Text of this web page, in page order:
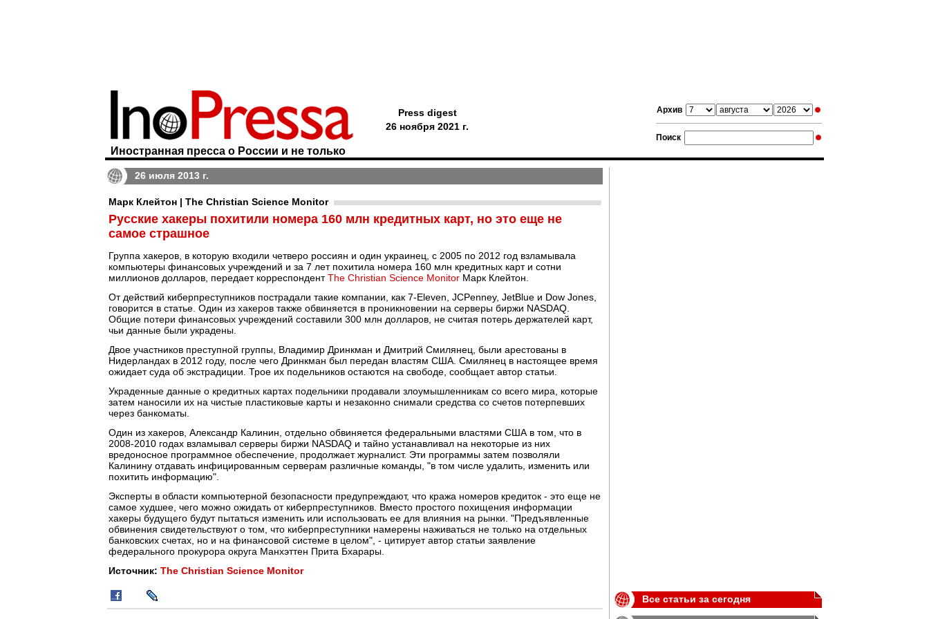
Архив
Поиск
Иностранная пресса о России и не только
Press digest
26 ноября 2021 г.
26 июля 2013 г.
Марк Клейтон | The Christian Science Monitor
Русские хакеры похитили номера 160 млн кредитных карт, но это еще не
самое страшное
Группа хакеров, в которую входили четверо россиян и один украинец, с 2005 по 2012 год взламывала
компьютеры финансовых учреждений и за 7 лет похитила номера 160 млн кредитных карт и сотни
миллионов долларов, передает корреспондентThe Christian Science Monitor Марк Клейтон.
От действий киберпреступников пострадали такие компании, как 7-Eleven, JCPenney, JetBlue и Dow Jones,
говорится в статье. Один из хакеров также обвиняется в проникновении на серверы биржи NASDAQ.
Общие потери финансовых учреждений составили 300 млн долларов, не считая потерь держателей карт,
чьи данные были украдены.
Двое участников преступной группы, Владимир Дринкман и Дмитрий Смилянец, были арестованы в
Нидерландах в 2012 году, после чего Дринкман был передан властям США. Смилянец в настоящее время
ожидает суда об экстрадиции. Трое их подельников остаются на свободе, сообщает автор статьи.
Украденные данные о кредитных картах подельники продавали злоумышленникам со всего мира, которые
затем наносили их на чистые пластиковые карты и незаконно снимали средства со счетов потерпевших
через банкоматы.
Один из хакеров, Александр Калинин, отдельно обвиняется федеральными властями США в том, что в
2008-2010 годах взламывал серверы биржи NASDAQ и тайно устанавливал на некоторые из них
вредоносное программное обеспечение, продолжает журналист. Эти программы затем позволяли
Калинину отдавать инфицированным серверам различные команды, "в том числе удалить, изменить или
похитить информацию".
Эксперты в области компьютерной безопасности предупреждают, что кража номеров кредиток - это еще не
самое худшее, чего можно ожидать от киберпреступников. Вместо простого похищения информации
хакеры будущего будут пытаться изменить или использовать ее для влияния на рынки. "Предъявленные
обвинения свидетельствуют о том, что киберпреступники намерены наживаться не только на отдельных
банковских счетах, но и на финансовой системе в целом", - цитирует автор статьи заявление
федерального прокурора округа Манхэттен Прита Бхарары.
Источник: The Christian Science Monitor
Все статьи за сегодня